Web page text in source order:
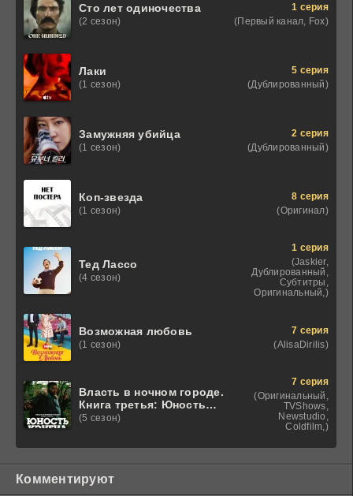
Сто лет одиночества
(2 сезон)
1 серия
(Первый канал, Fox)
Лаки
(1 сезон)
5 серия
(Дублированный)
Замужняя убийца
(1 сезон)
2 серия
(Дублированный)
Коп-звезда
(1 сезон)
8 серия
(Оригинал)
Тед Лассо
(4 сезон)
1 серия
(Jaskier,
Дублированный,
Субтитры,
Оригинальный,)
Возможная любовь
(1 сезон)
7 серия
(AlisaDirilis)
Власть в ночном городе.
Книга третья: Юность
Кэнена
(5 сезон)
7 серия
(Оригинальный,
TVShows,
Newstudio,
Coldfilm,)
Комментируют